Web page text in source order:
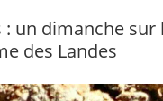
: un dimanche sur
des Landes